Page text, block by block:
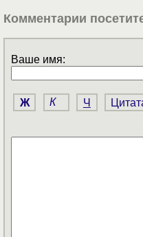
Комментарии
Ваше имя:
Ж К Ч